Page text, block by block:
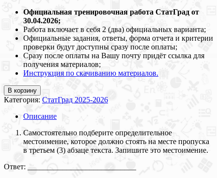
Официальная тренировочная работа СтатГрад от
30.04.2026;
Работа включает в себя 2 (два) официальных варианта;
Официальные задания, ответы, форма отчета и критерии
проверки будут доступны сразу после оплаты;
Сразу после оплаты на Вашу почту придёт ссылка для
получения материалов;
Инструкция по скачиванию материалов.
В корзину
Категория: СтатГрад 2025-2026
Описание
Самостоятельно подберите определительное
местоимение, которое должно стоять на месте пропуска
в третьем (3) абзаце текста. Запишите это местоимение.
Ответ: ____________________________